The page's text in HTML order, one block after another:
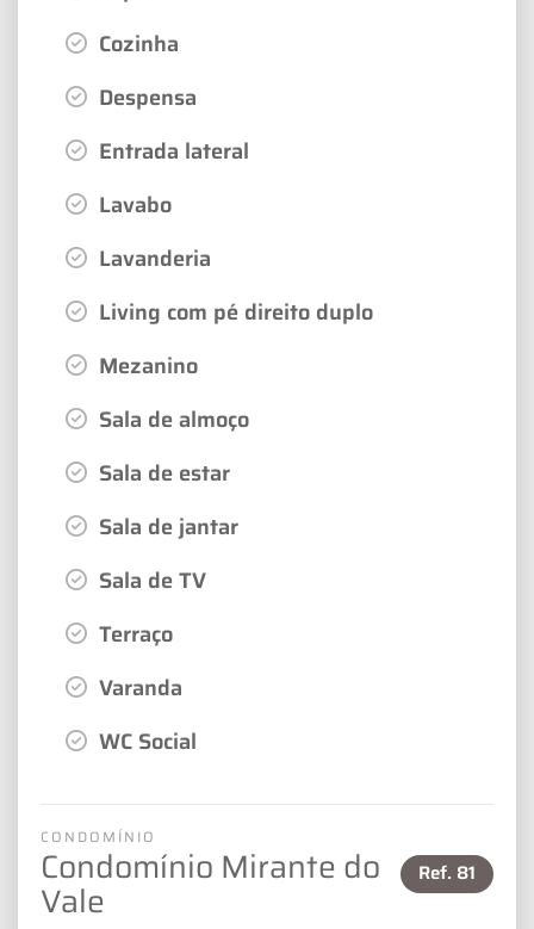
Cozinha
Despensa
Entrada lateral
Lavabo
Lavanderia
Living com pé direito duplo
Mezanino
Sala de almoço
Sala de estar
Sala de jantar
Sala de TV
Terraço
Varanda
WC Social
CONDOMÍNIO
Condomínio Mirante do
Vale
Ref. 81